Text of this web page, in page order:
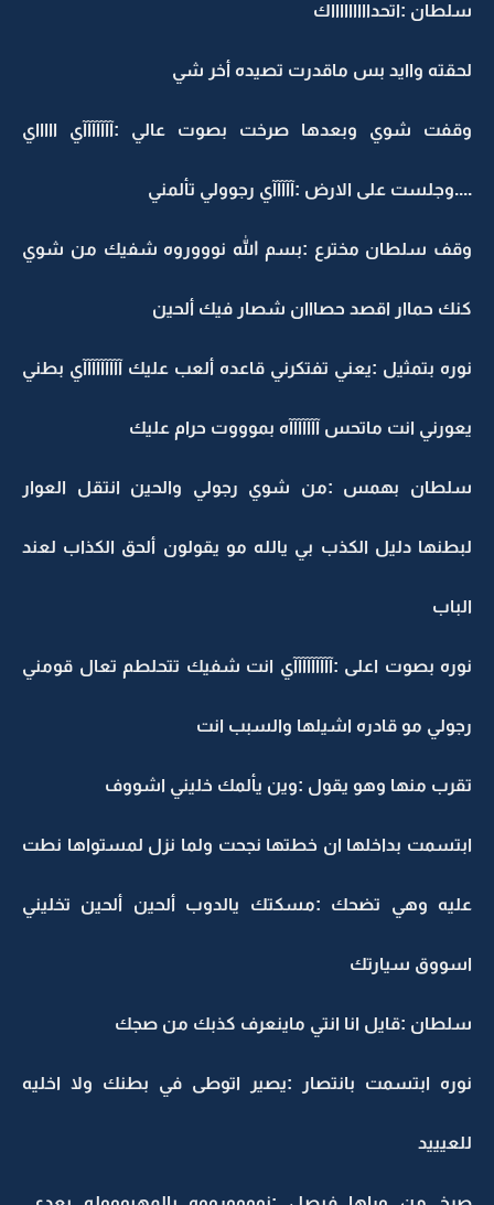
سلطان :اتحداااااااااك
لحقته واايد بس ماقدرت تصيده أخر شي
وقفت شوي وبعدها صرخت بصوت عالي :آآآآآآآي اااااي
....وجلست على الارض :آآآآآي رجوولي تألمني
وقف سلطان مخترع :بسم الله نوووروه شفيك من شوي
كنك حماار اقصد حصااان شصار فيك ألحين
نوره بتمثيل :يعني تفتكرني قاعده ألعب عليك آآآآآآآآآي بطني
يعورني انت ماتحس آآآآآآآه بموووت حرام عليك
سلطان بهمس :من شوي رجولي والحين انتقل العوار
لبطنها دليل الكذب بي يالله مو يقولون ألحق الكذاب لعند
الباب
نوره بصوت اعلى :آآآآآآآآآي انت شفيك تتحلطم تعال قومني
رجولي مو قادره اشيلها والسبب انت
تقرب منها وهو يقول :وين يألمك خليني اشووف
ابتسمت بداخلها ان خطتها نجحت ولما نزل لمستواها نطت
عليه وهي تضحك :مسكتك يالدوب ألحين ألحين تخليني
اسووق سيارتك
سلطان :قايل انا انتي ماينعرف كذبك من صجك
نوره ابتسمت بانتصار :يصير اتوطى في بطنك ولا اخليه
للعيييد